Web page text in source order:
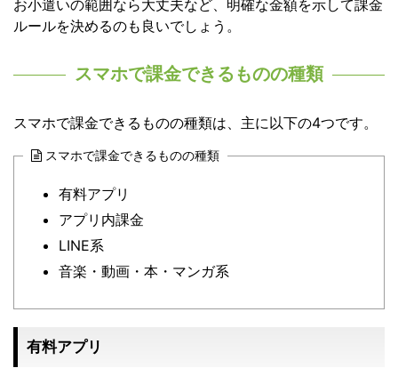
お小遣いの範囲なら大丈夫など、明確な金額を示して課金
ルールを決めるのも良いでしょう。
スマホで課金できるものの種類
スマホで課金できるものの種類は、主に以下の4つです。
スマホで課金できるものの種類
有料アプリ
アプリ内課金
LINE系
音楽・動画・本・マンガ系
有料アプリ